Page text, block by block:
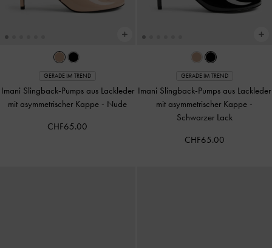
GERADE IM TREND
Imani Slingback-Pumps aus Lackleder
mit asymmetrischer Kappe - Nude
CHF65.00
GERADE IM TREND
Imani Slingback-Pumps aus Lackleder
mit asymmetrischer Kappe -
Schwarzer Lack
CHF65.00